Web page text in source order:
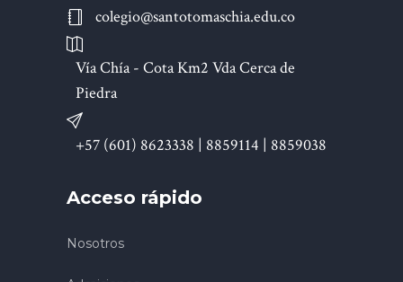
colegio@santotomaschia.edu.co
Vía Chía - Cota Km2 Vda Cerca de
Piedra
+57 (601) 8623338 | 8859114 | 8859038
Acceso rápido
Nosotros